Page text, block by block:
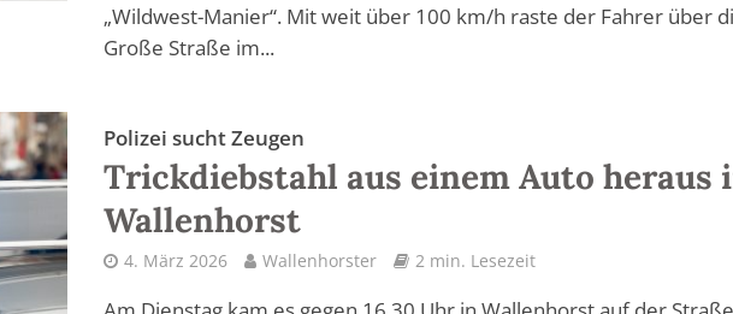
„Wildwest-Manier“. Mit weit über 100 km/h raste der Fahrer über
Große Straße im...
Polizei sucht Zeugen
Trickdiebstahl aus einem Auto heraus
Wallenhorst
4. März 2026 Wallenhorster 2 min. Lesezeit